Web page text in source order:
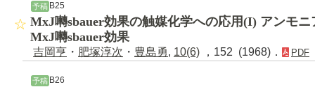
予稿 B25
MxJ囀sbauer効果の触媒化学への応用(I) アンモ
MxJ囀sbauer効果
吉岡亨 ・ 肥塚淳次 ・ 豊島勇, 10(6) ，152 (1968)． PDF
予稿B26